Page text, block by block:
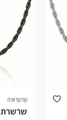
שרשראות
שרשרת ESI219-6